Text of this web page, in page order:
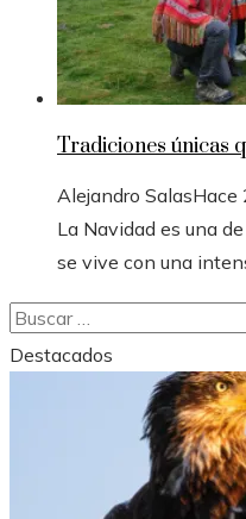
Tradiciones únicas
Alejandro SalasHace
La Navidad es una
se vive con una
Buscar:
Destacados